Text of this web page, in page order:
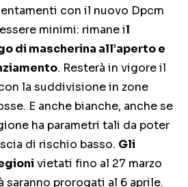
con il nuovo Dpcm
minimi: rimane il
di mascherina all’aperto e
. Resterà in vigore il
la suddivisione in zone
E anche bianche, anche se
ha parametri tali da poter
di rischio basso. Gli
vietati fino al 27 marzo
prorogati al 6 aprile.